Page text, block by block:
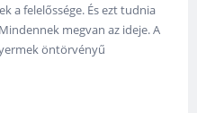
a felelőssége. És ezt tudnia
megvan az ideje. A
öntörvényű